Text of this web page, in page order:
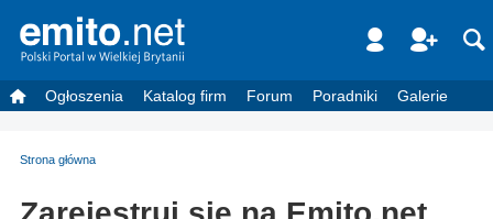
Ogłoszenia Katalog firm Forum Poradniki Galerie
Strona główna